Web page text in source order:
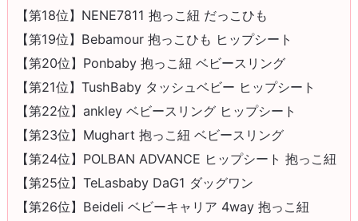
【第18位】NENE7811 抱っこ紐 だっこひも
【第19位】Bebamour 抱っこひも ヒップシート
【第20位】Ponbaby 抱っこ紐 ベビースリング
【第21位】TushBaby タッシュベビー ヒップシート
【第22位】ankley ベビースリング ヒップシート
【第23位】Mughart 抱っこ紐 ベビースリング
【第24位】POLBAN ADVANCE ヒップシート 抱っこ紐
【第25位】TeLasbaby DaG1 ダッグワン
【第26位】Beideli ベビーキャリア 4way 抱っこ紐